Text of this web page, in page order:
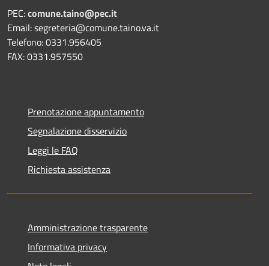
PEC:comune.taino@pec.it
Email: segreteria@comune.taino.va.it
Telefono: 0331.956405
FAX: 0331.957550
Prenotazione appuntamento
Segnalazione disservizio
Leggi le FAQ
Richiesta assistenza
Amministrazione trasparente
Informativa privacy